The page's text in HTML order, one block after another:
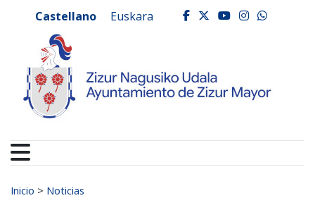
Ayuntamiento de
Castellano Euskara facebook
twitter
youtube
Buscar:
Inicio > Noticias